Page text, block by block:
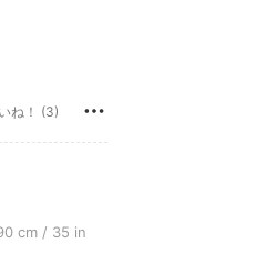
ね！ (3)
ブラック, サイズ: S
cm / 35 in